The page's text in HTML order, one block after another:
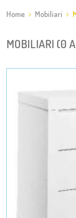
Home Mobiliari
MOBILIARI (0